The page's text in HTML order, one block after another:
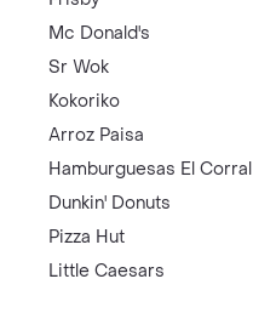
Mc Donald's
Sr Wok
Kokoriko
Arroz Paisa
Hamburguesas El Corral
Dunkin' Donuts
Pizza Hut
Little Caesars